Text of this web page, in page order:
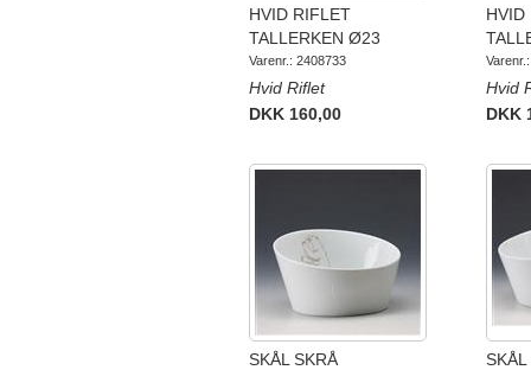
HVID RIFLET
TALLERKEN Ø23
Varenr.: 2408733
Hvid Riflet
DKK 160,00
HVID
Hvid
DKK
SKÅL SKRÅ
SKÅL